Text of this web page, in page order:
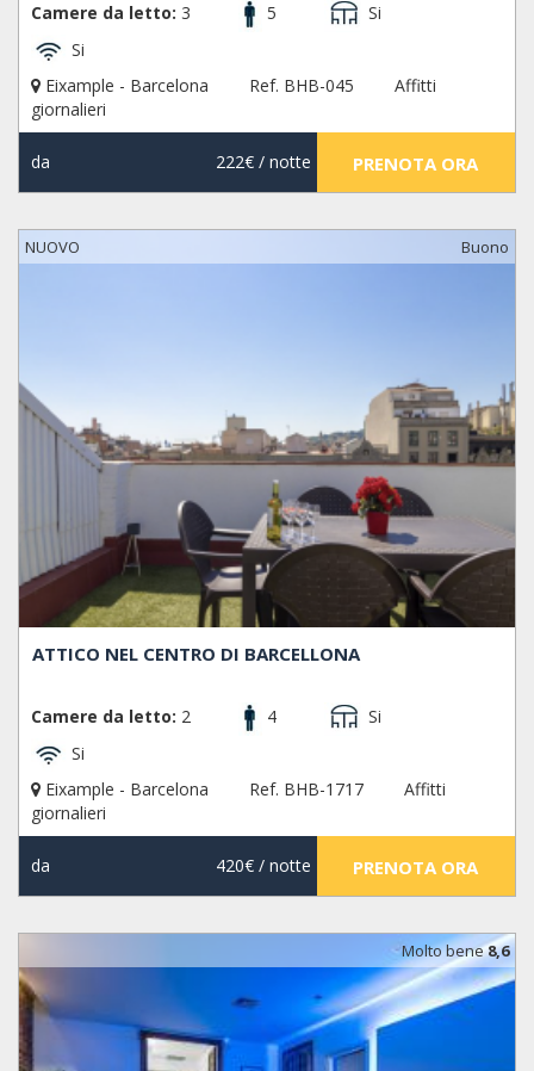
Camere da letto: 3 5
Si
Si
Eixample - Barcelona
Ref. BHB-045
Affitti
giornalieri
da 222€/ notte PRENOTA ORA
NUOVO Buono
ATTICO NEL CENTRO DI BARCELLONA
Camere da letto: 2 4
Si
Si
Eixample - Barcelona
Ref. BHB-1717
Affitti
giornalieri
da 420€/ notte PRENOTA ORA
Molto bene8,6